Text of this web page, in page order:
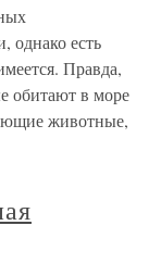
однако есть
Правда,
обитают в море
животные,